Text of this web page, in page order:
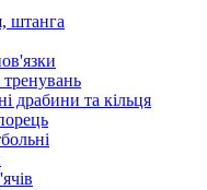
штанга
драбини та кільця